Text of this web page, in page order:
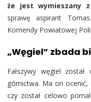
że jest wymieszany
sprawę aspirant
Komendy Powiatowej
„Węgiel” zbada
Fałszywy węgiel
górnictwa. Ma on ocenić,
czy został celowo